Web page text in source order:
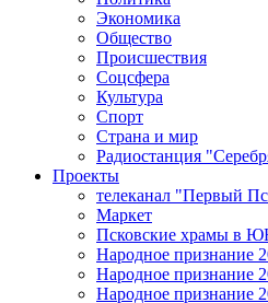
Экономика
Общество
Происшествия
Соцсфера
Культура
Спорт
Страна и мир
Радиостанция
Проекты
телеканал "Первый
Маркет
Псковские храмы в
Народное признание
Народное признание
Народное признание